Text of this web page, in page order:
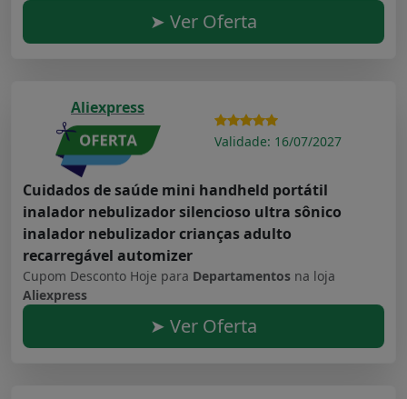
➤ Ver Oferta
Aliexpress
Validade: 16/07/2027
Cuidados de saúde mini handheld portátil
inalador nebulizador silencioso ultra sônico
inalador nebulizador crianças adulto
recarregável automizer
Cupom Desconto Hoje para Departamentos na loja
Aliexpress
➤ Ver Oferta